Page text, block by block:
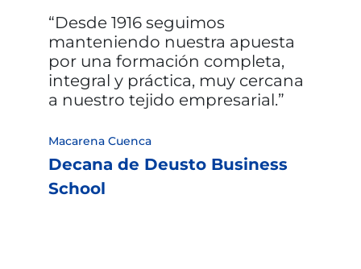
Desde 1916 seguimos
manteniendo nuestra apuesta
por una formación completa,
integral y práctica, muy cercana
a nuestro tejido empresarial.
Macarena Cuenca
Decana de Deusto Business
School